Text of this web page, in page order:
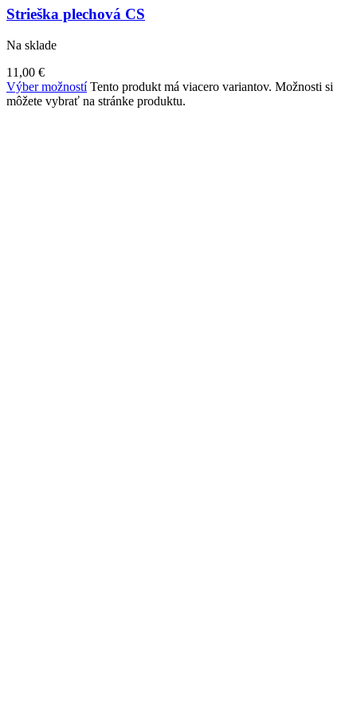
Strieška plechová CS
Na sklade
11,00 €
Výber možností Tento produkt má viacero variantov. Možnosti si
môžete vybrať na stránke produktu.